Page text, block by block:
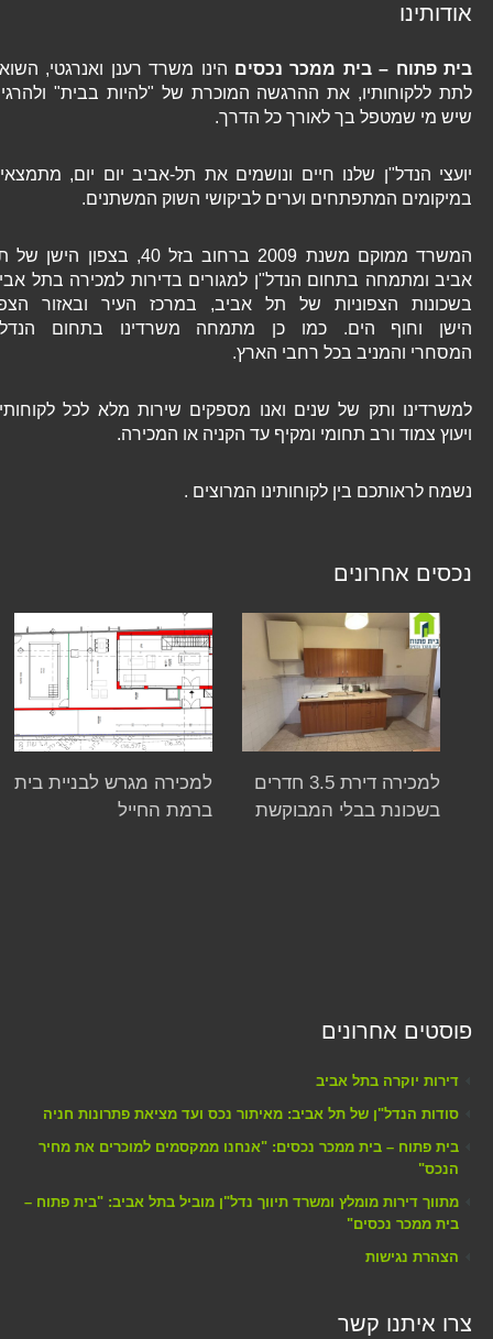
אודותינו
בית פתוח – בית ממכר נכסיםהינו משרד רענן ואנרגטי, השואף
לתת ללקוחותיו, את ההרגשה המוכרת של "להיות בבית" ולהרגיש
שיש מי שמטפל בך לאורך כל הדרך.
יועצי הנדל"ן שלנו חיים ונושמים את תל-אביב יום יום, מתמצאים
במיקומים המתפתחים וערים לביקושי השוק המשתנים.
המשרד ממוקם משנת 2009 ברחוב בזל 40, בצפון הישן של תל
אביב ומתמחה בתחום הנדל"ן למגורים בדירות למכירה בתל אביב
בשכונות הצפוניות של תל אביב, במרכז העיר ובאזור הצפון
הישן וחוף הים. כמו כן מתמחה משרדינו בתחום הנדל"ן
המסחרי והמניב בכל רחבי הארץ.
למשרדינו ותק של שנים ואנו מספקים שירות מלא לכל לקוחותינו
ויעוץ צמוד ורב תחומי ומקיף עד הקניה או המכירה.
נשמח לראותכם בין לקוחותינו המרוצים .
נכסים אחרונים
למכירה דירת 3.5 חדרים
בשכונת בבלי המבוקשת
למכירה מגרש לבניית בית
ברמת החייל
פוסטים אחרונים
דירות יוקרה בתל אביב
סודות הנדל"ן של תל אביב: מאיתור נכס ועד מציאת פתרונות חניה
בית פתוח – בית ממכר נכסים: "אנחנו ממקסמים למוכרים את מחיר
הנכס"
מתווך דירות מומלץ ומשרד תיווך נדל"ן מוביל בתל אביב: "בית פתוח –
בית ממכר נכסים"
הצהרת נגישות
צרו איתנו קשר